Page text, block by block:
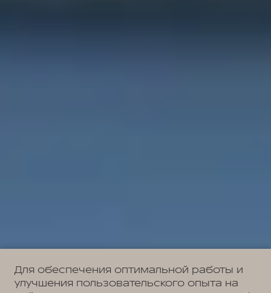
Для обеспечения оптимальной работы и
улучшения пользовательского опыта на